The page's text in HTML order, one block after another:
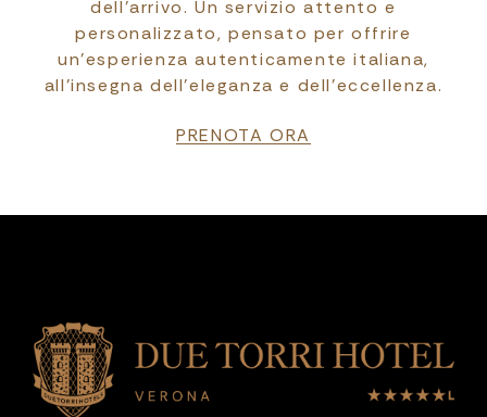
dell’arrivo. Un servizio attento e
personalizzato, pensato per offrire
un’esperienza autenticamente italiana,
all’insegna dell’eleganza e dell’eccellenza.
PRENOTA ORA